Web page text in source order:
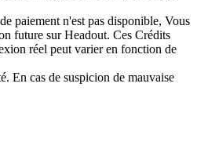
paiement n'est pas disponible, Vous
future sur Headout. Ces Crédits
réel peut varier en fonction de
En cas de suspicion de mauvaise